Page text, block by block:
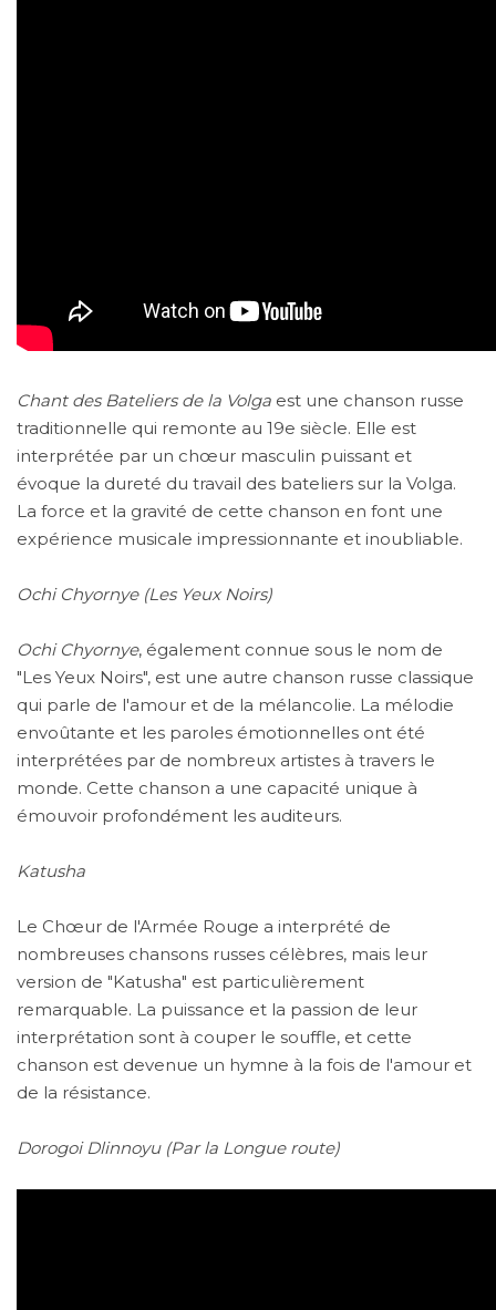
Chant des Bateliers de la Volga est une chanson russe
traditionnelle qui remonte au 19e siècle. Elle est
interprétée par un chœur masculin puissant et
évoque la dureté du travail des bateliers sur la Volga.
La force et la gravité de cette chanson en font une
expérience musicale impressionnante et inoubliable.
Ochi Chyornye (Les Yeux Noirs)
Ochi Chyornye, également connue sous le nom de
"Les Yeux Noirs", est une autre chanson russe classique
qui parle de l'amour et de la mélancolie. La mélodie
envoûtante et les paroles émotionnelles ont été
interprétées par de nombreux artistes à travers le
monde. Cette chanson a une capacité unique à
émouvoir profondément les auditeurs.
Katusha
Le Chœur de l'Armée Rouge a interprété de
nombreuses chansons russes célèbres, mais leur
version de "Katusha" est particulièrement
remarquable. La puissance et la passion de leur
interprétation sont à couper le souffle, et cette
chanson est devenue un hymne à la fois de l'amour et
de la résistance.
Dorogoi Dlinnoyu (Par la Longue route)